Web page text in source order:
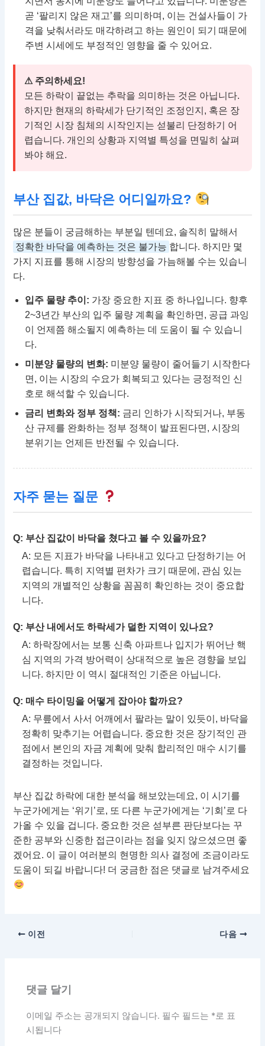
곧 ‘팔리지 않은 재고’를 의미하며, 이는 건설사들이 가
격을 낮춰서라도 매각하려고 하는 원인이 되기 때문에
주변 시세에도 부정적인 영향을 줄 수 있어요.
⚠ 주의하세요!
모든 하락이 끝없는 추락을 의미하는 것은 아닙니다.
하지만 현재의 하락세가 단기적인 조정인지, 혹은 장
기적인 시장 침체의 시작인지는 섣불리 단정하기 어
렵습니다. 개인의 상황과 지역별 특성을 면밀히 살펴
봐야 해요.
부산 집값, 바닥은 어디일까요?
많은 분들이 궁금해하는 부분일 텐데요, 솔직히 말해서
정확한 바닥을 예측하는 것은 불가능 합니다. 하지만 몇
가지 지표를 통해 시장의 방향성을 가늠해볼 수는 있습니
다.
입주 물량 추이: 가장 중요한 지표 중 하나입니다. 향후
2~3년간 부산의 입주 물량 계획을 확인하면, 공급 과잉
이 언제쯤 해소될지 예측하는 데 도움이 될 수 있습니
다.
미분양 물량의 변화: 미분양 물량이 줄어들기 시작한다
면, 이는 시장의 수요가 회복되고 있다는 긍정적인 신
호로 해석할 수 있습니다.
금리 변화와 정부 정책: 금리 인하가 시작되거나, 부동
산 규제를 완화하는 정부 정책이 발표된다면, 시장의
분위기는 언제든 반전될 수 있습니다.
자주 묻는 질문
Q: 부산 집값이 바닥을 쳤다고 볼 수 있을까요?
A: 모든 지표가 바닥을 나타내고 있다고 단정하기는 어
렵습니다. 특히 지역별 편차가 크기 때문에, 관심 있는
지역의 개별적인 상황을 꼼꼼히 확인하는 것이 중요합
니다.
Q: 부산 내에서도 하락세가 덜한 지역이 있나요?
A: 하락장에서는 보통 신축 아파트나 입지가 뛰어난 핵
심 지역의 가격 방어력이 상대적으로 높은 경향을 보입
니다. 하지만 이 역시 절대적인 기준은 아닙니다.
Q: 매수 타이밍을 어떻게 잡아야 할까요?
A: 무릎에서 사서 어깨에서 팔라는 말이 있듯이, 바닥을
정확히 맞추기는 어렵습니다. 중요한 것은 장기적인 관
점에서 본인의 자금 계획에 맞춰 합리적인 매수 시기를
결정하는 것입니다.
부산 집값 하락에 대한 분석을 해보았는데요, 이 시기를
누군가에게는 ‘위기’로, 또 다른 누군가에게는 ‘기회’로 다
가올 수 있을 겁니다. 중요한 것은 섣부른 판단보다는 꾸
준한 공부와 신중한 접근이라는 점을 잊지 않으셨으면 좋
겠어요. 이 글이 여러분의 현명한 의사 결정에 조금이라도
도움이 되길 바랍니다! 더 궁금한 점은 댓글로 남겨주세요
이전 다음
댓글 달기
이메일 주소는 공개되지 않습니다. 필수 필드는 *로 표
시됩니다